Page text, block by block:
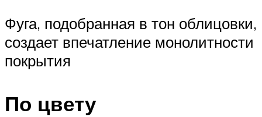
Фуга, подобранная в тон облицовки,
создает впечатление монолитности
покрытия
По цвету